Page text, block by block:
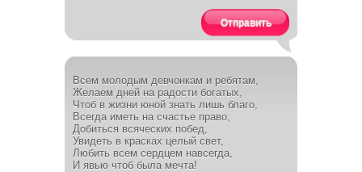
Отправить
Всем молодым девчонкам и ребятам,
Желаем дней на радости богатых,
Чтоб в жизни юной знать лишь благо,
Всегда иметь на счастье право,
Добиться всяческих побед,
Увидеть в красках целый свет,
Любить всем сердцем навсегда,
И явью чтоб была мечта!